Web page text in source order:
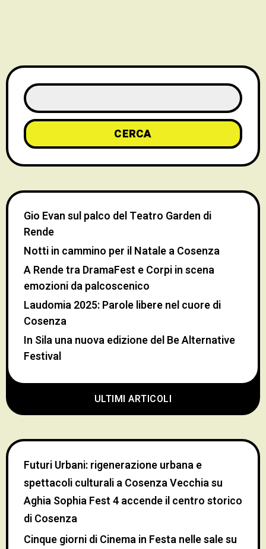
CERCA
ULTIMI ARTICOLI
Gio Evan sul palco del Teatro Garden di
Rende
Notti in cammino per il Natale a Cosenza
A Rende tra DramaFest e Corpi in scena
emozioni da palcoscenico
Laudomia 2025: Parole libere nel cuore di
Cosenza
In Sila una nuova edizione del Be Alternative
Festival
Futuri Urbani: rigenerazione urbana e
spettacoli culturali a Cosenza Vecchiasu
Aghia Sophia Fest 4 accende il centro storico
di Cosenza
Cinque giorni di Cinema in Festa nelle salesu